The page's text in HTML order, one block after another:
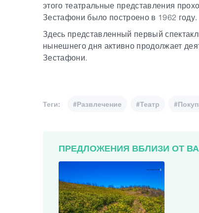
этого театральные представления
Зестафони было построено в 1962 году.
Здесь представленный первый
нынешнего дня активно продолжает
Зестафони.
Теги: #Развлечение #Театр
ПРЕДЛОЖЕНИЯ ВБЛИЗИ ОТ